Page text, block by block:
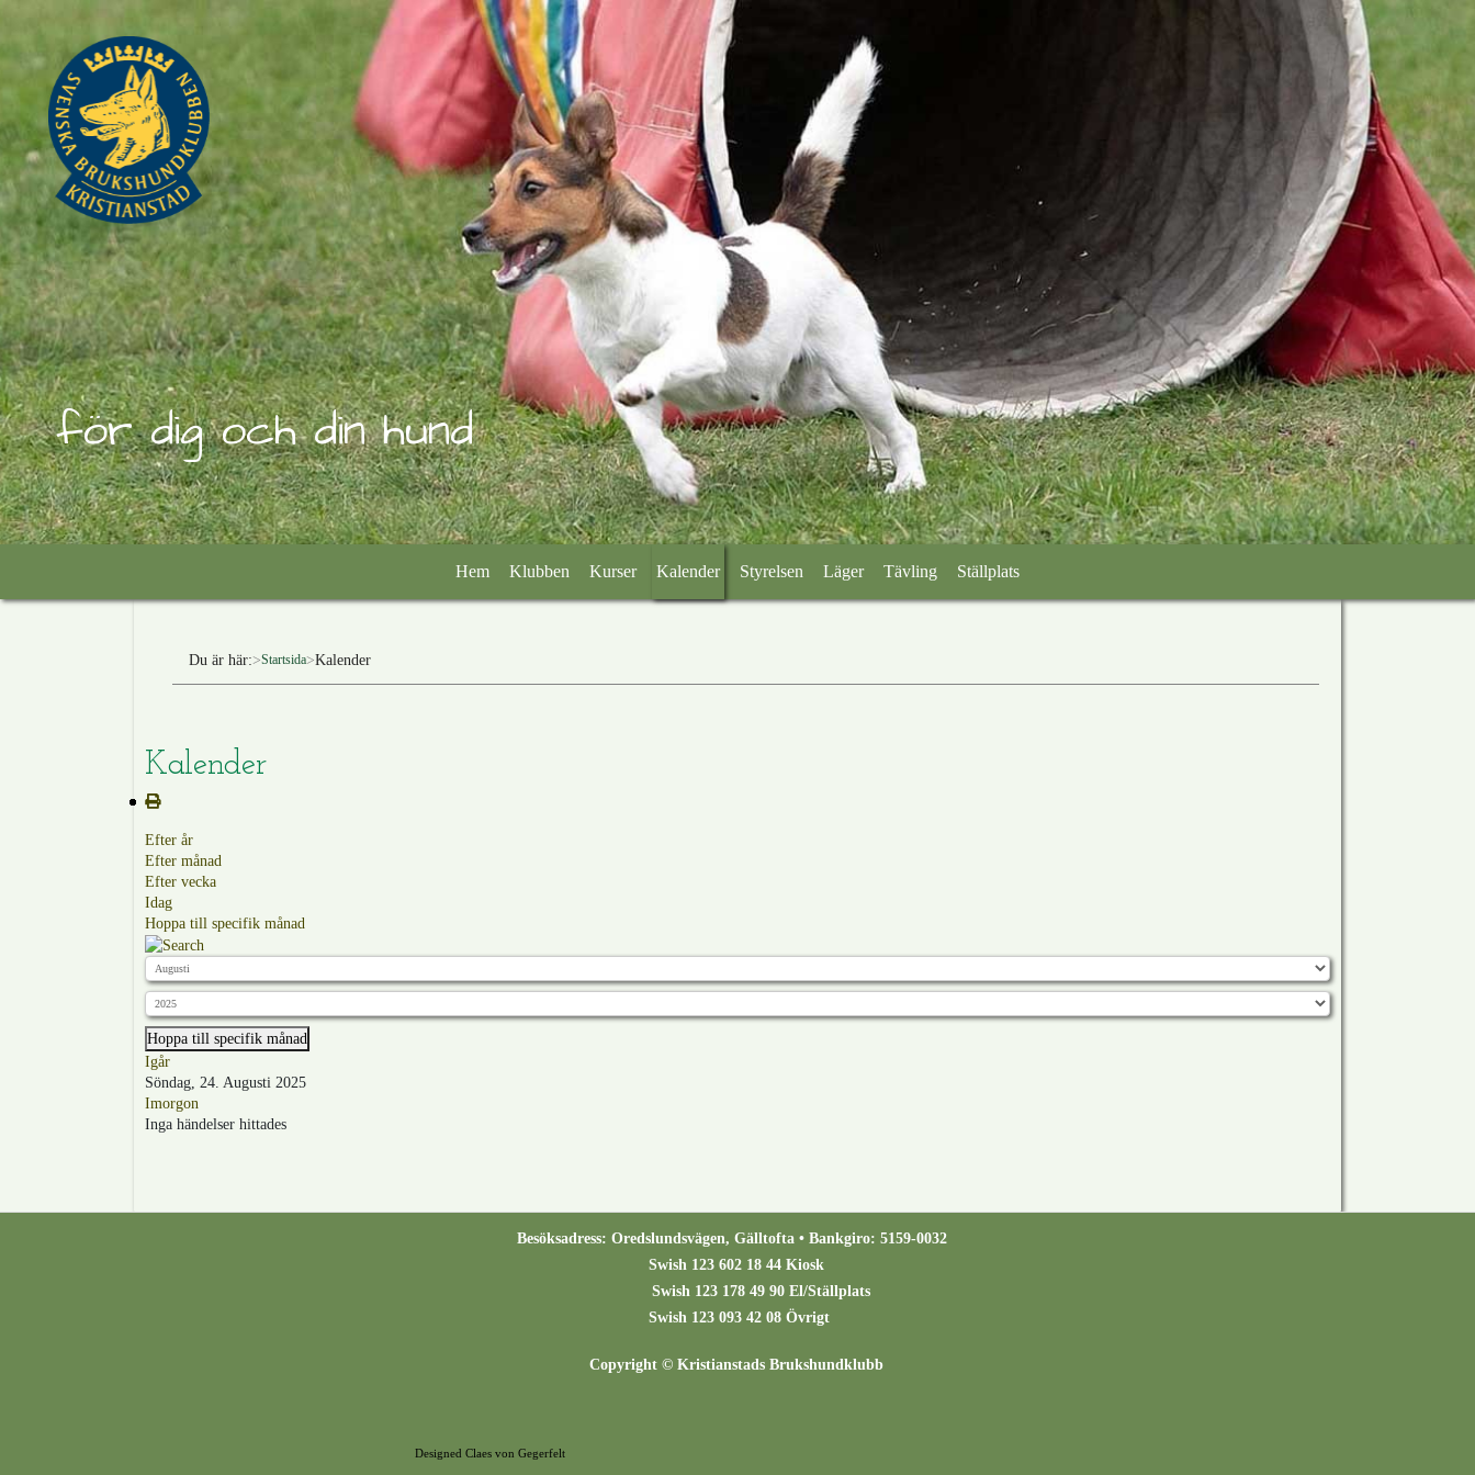
för dig och din hund
Hem Klubben Kurser Kalender Styrelsen Läger Tävling Ställplats
Du är här: Startsida Kalender
Kalender
Efter år
Efter månad
Efter vecka
Idag
Hoppa till specifik månad
Hoppa till specifik månad
Igår
Söndag, 24. Augusti 2025
Imorgon
Inga händelser hittades
Besöksadress: Oredslundsvägen, Gälltofta • Bankgiro: 5159-0032
Swish 123 602 18 44 Kiosk
Swish 123 178 49 90 El/Ställplats
Swish 123 093 42 08 Övrigt
Copyright © Kristianstads Brukshundklubb
Designed Claes von Gegerfelt